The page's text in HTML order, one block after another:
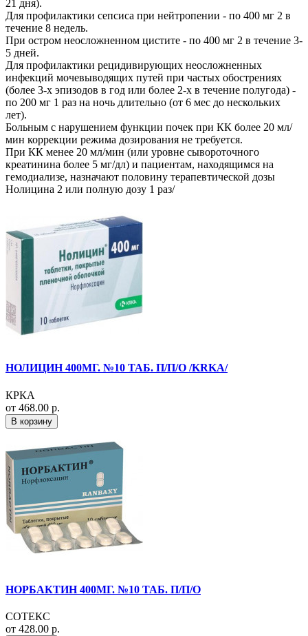
21 дня).
Для профилактики сепсиса при нейтропении - по 400 мг 2 в
течение 8 недель.
При остром неосложненном цистите - по 400 мг 2 в течение 3-
5 дней.
Для профилактики рецидивирующих неосложненных
инфекций мочевыводящих путей при частых обострениях
(более 3-х эпизодов в год или более 2-х в течение полугода) -
по 200 мг 1 раз на ночь длительно (от 6 мес до нескольких
лет).
Больным с нарушением функции почек при КК более 20 мл/
мин коррекции режима дозирования не требуется.
При КК менее 20 мл/мин (или уровне сывороточного
креатинина более 5 мг/дл) и пациентам, находящимся на
гемодиализе, назначают половину терапевтической дозы
Нолицина 2 или полную дозу 1 раз/
НОЛИЦИН 400МГ. №10 ТАБ. П/П/О /KRKA/
КРКА
от 468.00 р.
В корзину
НОРБАКТИН 400МГ. №10 ТАБ. П/П/О
СОТЕКС
от 428.00 р.